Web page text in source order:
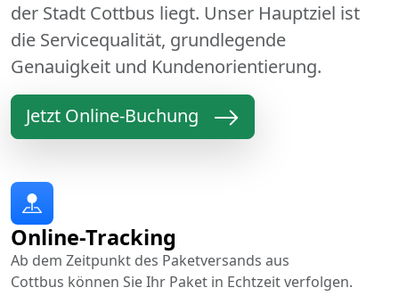
der Stadt Cottbus liegt. Unser Hauptziel ist
die Servicequalität, grundlegende
Genauigkeit und Kundenorientierung.
Jetzt Online-Buchung
Online-Tracking
Ab dem Zeitpunkt des Paketversands aus
Cottbus können Sie Ihr Paket in Echtzeit verfolgen.